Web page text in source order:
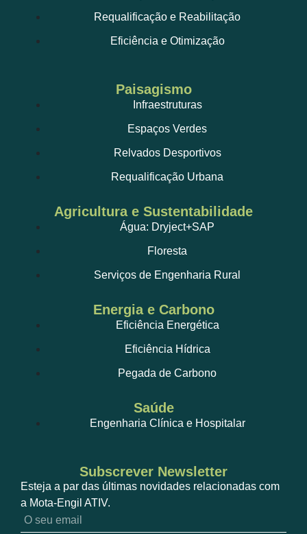
Requalificação e Reabilitação
Eficiência e Otimização
Paisagismo
Infraestruturas
Espaços Verdes
Relvados Desportivos
Requalificação Urbana
Agricultura e Sustentabilidade
Água: Dryject+SAP
Floresta
Serviços de Engenharia Rural
Energia e Carbono
Eficiência Energética
Eficiência Hídrica
Pegada de Carbono
Saúde
Engenharia Clínica e Hospitalar
Subscrever Newsletter
Esteja a par das últimas novidades relacionadas com
a Mota-Engil ATIV.